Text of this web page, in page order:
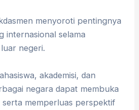
menyoroti pentingnya
internasional selama
negeri.
akademisi, dan
negara dapat membuka
memperluas perspektif